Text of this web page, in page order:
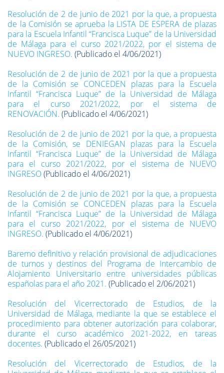
Resolución de 2 de junio de 2021 por la que, a propuesta
de la Comisión se aprueba la LISTA DE ESPERA de plazas
para la Escuela Infantil “Francisca Luque” de la Universidad
de Málaga para el curso 2021/2022, por el sistema de
NUEVO INGRESO. (Publicado el 4/06/2021)
Resolución de 2 de junio de 2021 por la que a propuesta
de la Comisión se CONCEDEN plazas para la Escuela
Infantil “Francisca Luque” de la Universidad de Málaga
para el curso 2021/2022, por el sistema de
RENOVACIÓN. (Publicado el 4/06/2021)
Resolución de 2 de junio de 2021 por la que, a propuesta
de la Comisión, se DENIEGAN plazas para la Escuela
Infantil “Francisca Luque” de la Universidad de Málaga
para el curso 2021/2022, por el sistema de NUEVO
INGRESO(Publicado el 4/06/2021)
Resolución de 2 de junio de 2021 por la que, a propuesta
de la Comisión se CONCEDEN plazas para la Escuela
Infantil “Francisca Luque” de la Universidad de Málaga
para el curso 2021/2022, por el sistema de NUEVO
INGRESO. (Publicado el 4/06/2021)
Baremo definitivo y relación provisional de adjudicaciones
de turnos y destinos del Programa de Intercambio de
Alojamiento Universitario entre universidades públicas
españolas para el año 2021. (Publicado el 2/06/2021)
Resolución del Vicerrectorado de Estudios, de la
Universidad de Málaga, mediante la que se establece el
procedimiento para obtener autorización para colaborar,
durante el curso académico 2021-2022, en tareas
docentes. (Publicado el 26/05/2021)
Resolución del Vicerrectorado de Estudios, de la